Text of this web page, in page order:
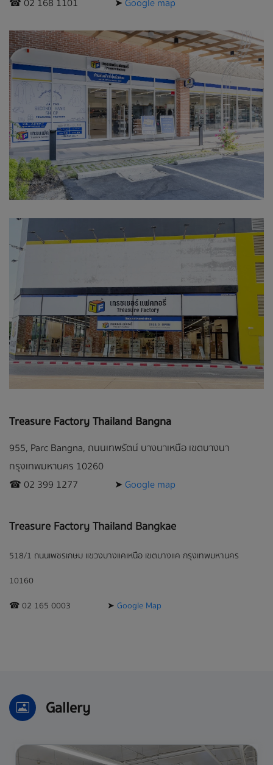
Treasure Factory Thailand Bangna
955, Parc Bangna, ถนนเทพรัตน์ บางนาเหนือ เขตบางนา
กรุงเทพมหานคร 10260
☎︎ 02 399 1277 ➤ Google map
Treasure Factory Thailand Bangkae
518/1 ถนนเพชรเกษม แขวงบางแคเหนือ เขตบางแค กรุงเทพมหานคร
10160
☎︎ 02 165 0003 ➤ Google Map
Gallery